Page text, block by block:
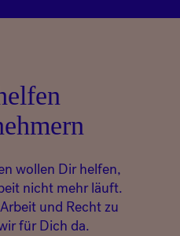
wollen Dir helfen,
nicht mehr läuft.
und Recht zu
für Dich da.